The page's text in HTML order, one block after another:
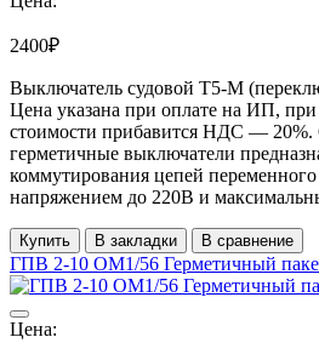
2400₽
Выключатель судовой Т5-М
Цена указана при оплате на ИП,
стоимости прибавится НДС ― 20%.
герметичные выключатели
коммутирования цепей
напряжением до 220В и
Купить В закладки В сравнение
ГПВ 2-10 ОМ1/56 Герметичный
Цена: